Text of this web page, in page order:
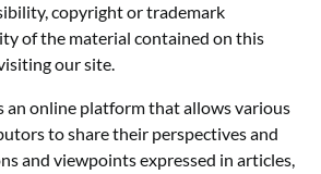
copyright or trademark
of the material contained on this
our site.
an online platform that allows various
to share their perspectives and
and viewpoints expressed in articles,